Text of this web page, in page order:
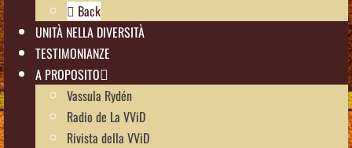
Back
UNITÀ NELLA DIVERSITÀ
TESTIMONIANZE
A PROPOSITO
Vassula Rydén
Radio de La VViD
Rivista della VViD